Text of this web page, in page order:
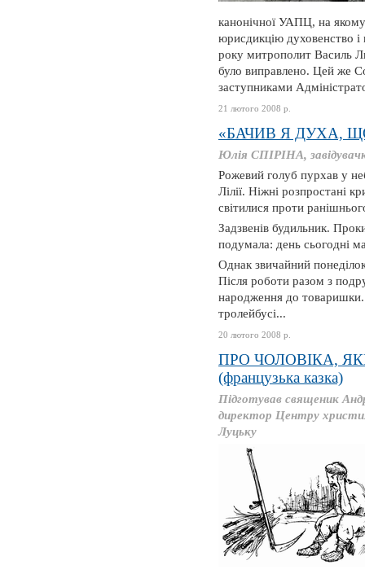
канонічної УАПЦ, на
юрисдикцію духовенство
року митрополит Василь
було виправлено. Цей же
заступниками
21 лютого 2008 р.
«БАЧИВ Я ДУХА,
Юлія СПІРІНА,
Рожевий голуб пурхав у
Лілії. Ніжні розпростані
світилися проти
Задзвенів будильник.
подумала: день сьогодні
Однак звичайний
Після роботи разом з
народження до товаришки.
тролейбусі...
20 лютого 2008 р.
ПРО ЧОЛОВІКА,
(французька казка)
Підготував священик
директор Центру
Луцьку